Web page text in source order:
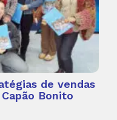
de vendas
Bonito